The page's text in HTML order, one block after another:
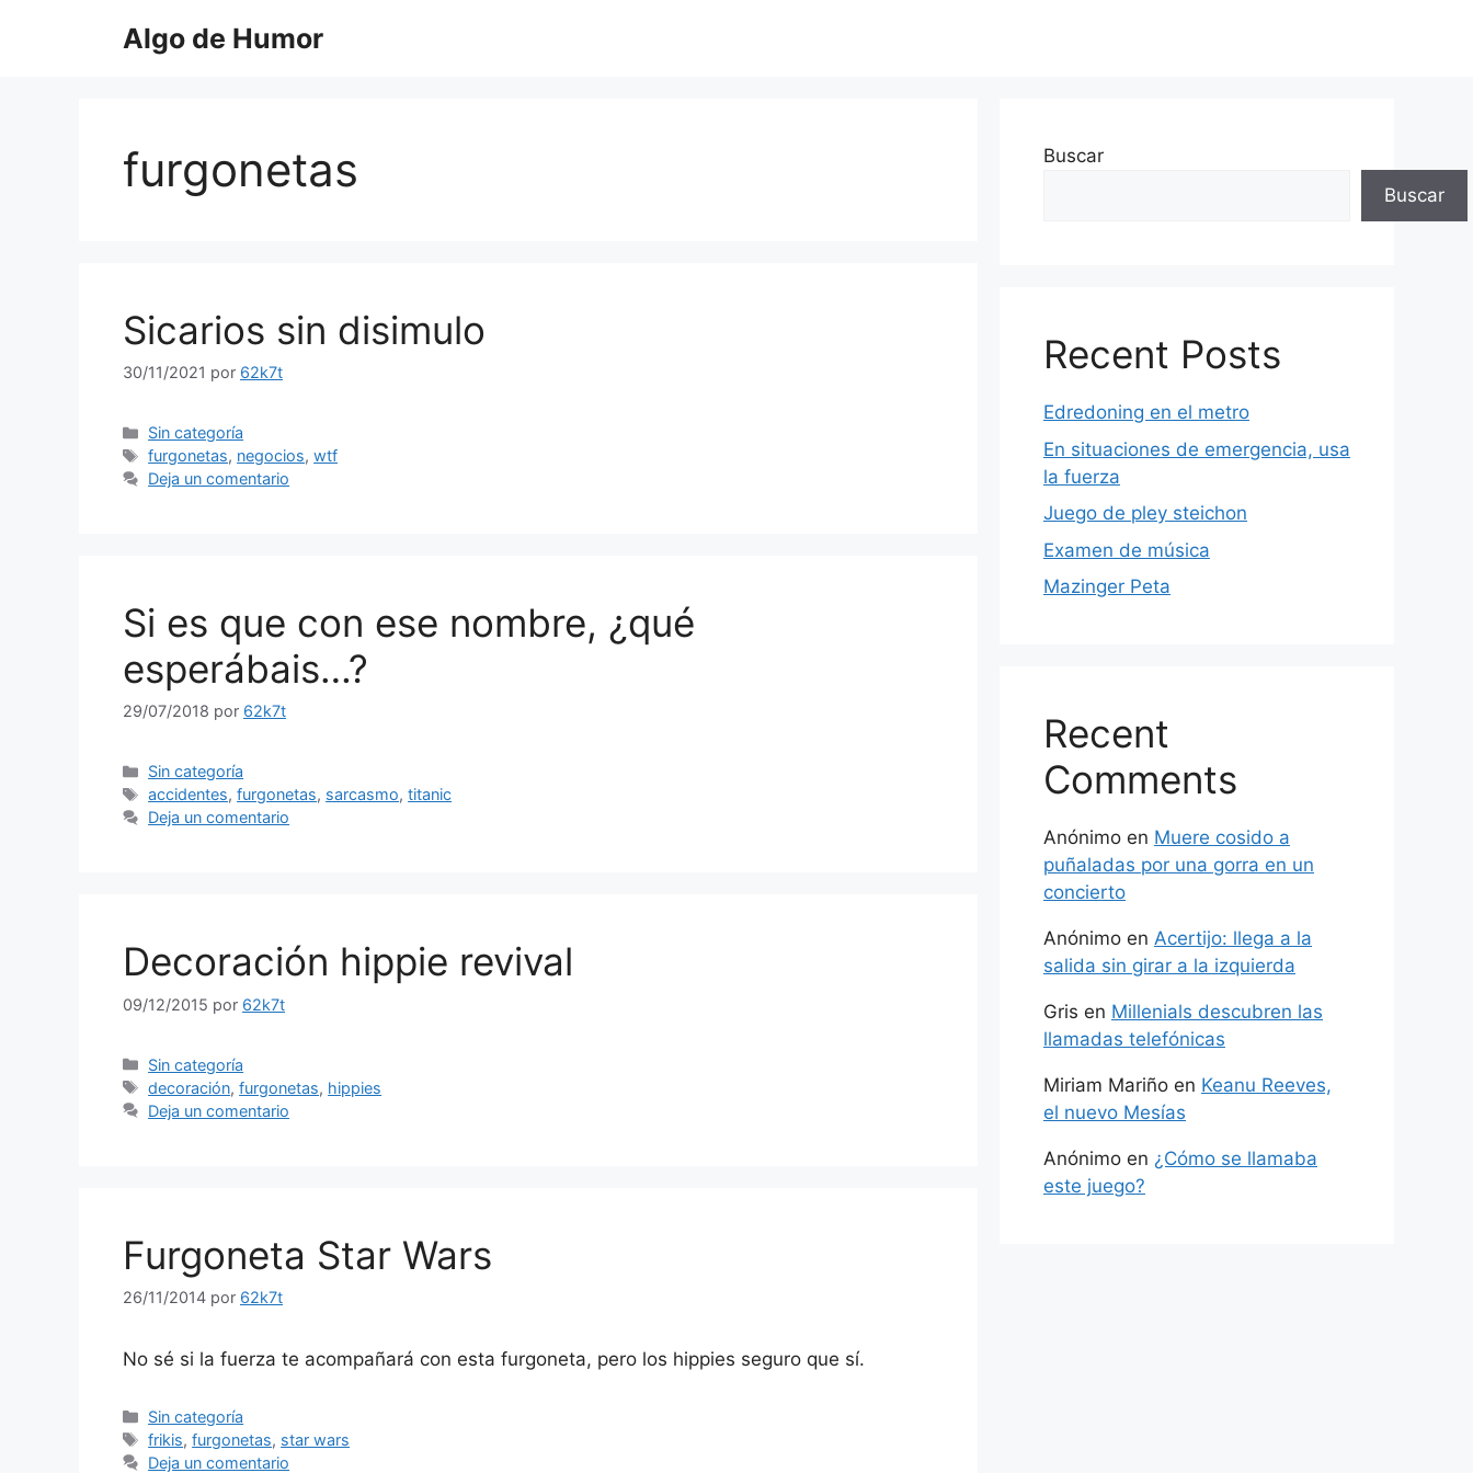
Algo de Humor
furgonetas
Sicarios sin disimulo
30/11/2021 por 62k7t
Categorías
Sin categoría
Etiquetas
furgonetas, negocios,wtf
Deja un comentario
Si es que con ese nombre, ¿qué
esperábais…?
29/07/2018 por 62k7t
Categorías
Sin categoría
Etiquetas
accidentes,furgonetas, sarcasmo,titanic
Deja un comentario
Decoración hippie revival
09/12/2015 por 62k7t
Categorías
Sin categoría
Etiquetas
decoración,furgonetas, hippies
Deja un comentario
Furgoneta Star Wars
26/11/2014 por 62k7t
No sé si la fuerza te acompañará con esta furgoneta, pero los hippies seguro que sí.
Categorías
Sin categoría
Etiquetas
frikis,furgonetas, star wars
Deja un comentario
Buscar
Buscar
Recent Posts
Edredoning en el metro
En situaciones de emergencia, usa
la fuerza
Juego de pley steichon
Examen de música
Mazinger Peta
Recent
Comments
Anónimo en Muere cosido a
puñaladas por una gorra en un
concierto
Anónimo en Acertijo: llega a la
salida sin girar a la izquierda
Gris en Millenials descubren las
llamadas telefónicas
Miriam Mariño en Keanu Reeves,
el nuevo Mesías
Anónimo en ¿Cómo se llamaba
este juego?